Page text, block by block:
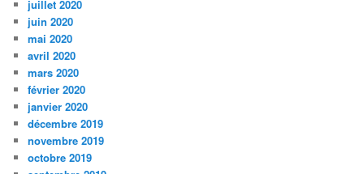
juillet 2020
juin 2020
mai 2020
avril 2020
mars 2020
février 2020
janvier 2020
décembre 2019
novembre 2019
octobre 2019